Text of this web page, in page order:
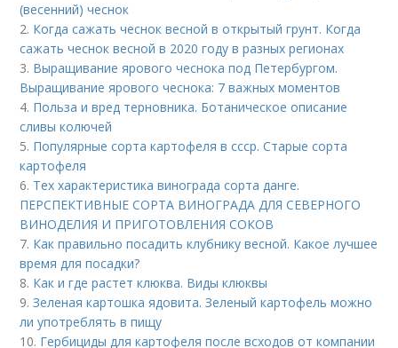
(весенний) чеснок
2. Когда сажать чеснок весной в открытый грунт. Когда
сажать чеснок весной в 2020 году в разных регионах
3. Выращивание ярового чеснока под Петербургом.
Выращивание ярового чеснока: 7 важных моментов
4. Польза и вред терновника. Ботаническое описание
сливы колючей
5. Популярные сорта картофеля в ссср. Старые сорта
картофеля
6. Тех характеристика винограда сорта данге.
ПЕРСПЕКТИВНЫЕ СОРТА ВИНОГРАДА ДЛЯ CЕВЕРНОГО
ВИНОДЕЛИЯ И ПРИГОТОВЛЕНИЯ СОКОВ
7. Как правильно посадить клубнику весной. Какое лучшее
время для посадки?
8. Как и где растет клюква. Виды клюквы
9.Зеленая картошка ядовита. Зеленый картофель можно
ли употреблять в пищу
10. Гербициды для картофеля после всходов от компании